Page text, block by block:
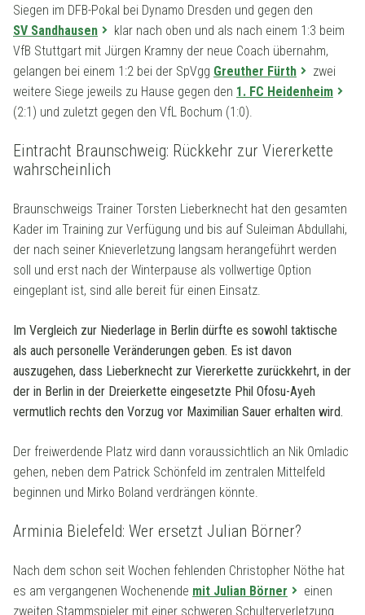
Siegen im DFB-Pokal bei Dynamo Dresden und gegen den
SV Sandhausen
klar nach oben und als nach einem 1:3 beim
VfB Stuttgart mit Jürgen Kramny der neue Coach übernahm,
gelangen bei einem 1:2 bei der SpVgg Greuther Fürth
zwei
weitere Siege jeweils zu Hause gegen den 1. FC Heidenheim
(2:1) und zuletzt gegen den VfL Bochum (1:0).
Eintracht Braunschweig: Rückkehr zur Viererkette
wahrscheinlich
Braunschweigs Trainer Torsten Lieberknecht hat den gesamten
Kader im Training zur Verfügung und bis auf Suleiman Abdullahi,
der nach seiner Knieverletzung langsam herangeführt werden
soll und erst nach der Winterpause als vollwertige Option
eingeplant ist, sind alle bereit für einen Einsatz.
Im Vergleich zur Niederlage in Berlin dürfte es sowohl taktische
als auch personelle Veränderungen geben. Es ist davon
auszugehen, dass Lieberknecht zur Viererkette zurückkehrt, in der
der in Berlin in der Dreierkette eingesetzte Phil Ofosu-Ayeh
vermutlich rechts den Vorzug vor Maximilian Sauer erhalten wird.
Der freiwerdende Platz wird dann voraussichtlich an Nik Omladic
gehen, neben dem Patrick Schönfeld im zentralen Mittelfeld
beginnen und Mirko Boland verdrängen könnte.
Arminia Bielefeld: Wer ersetzt Julian Börner?
Nach dem schon seit Wochen fehlenden Christopher Nöthe hat
es am vergangenen Wochenende mit Julian Börner
einen
zweiten Stammspieler mit einer schweren Schulterverletzung